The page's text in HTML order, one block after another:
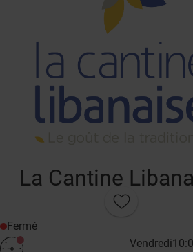
La Cantine
Fermé
Vendredi